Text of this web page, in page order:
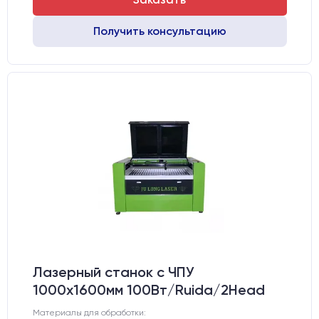
Получить консультацию
Лазерный станок c ЧПУ
1000х1600мм 100Вт/Ruida/2Head
Материалы для обработки: